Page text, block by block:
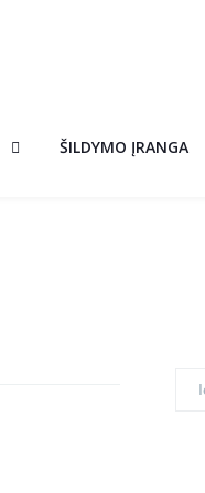
ŠILDYMO ĮRANGA